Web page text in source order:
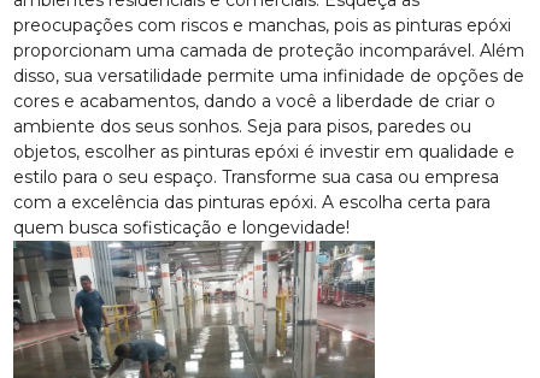
preocupações com riscos e manchas, pois as pinturas epóxi
proporcionam uma camada de proteção incomparável. Além
disso, sua versatilidade permite uma infinidade de opções de
cores e acabamentos, dando a você a liberdade de criar o
ambiente dos seus sonhos. Seja para pisos, paredes ou
objetos, escolher as pinturas epóxi é investir em qualidade e
estilo para o seu espaço. Transforme sua casa ou empresa
com a excelência das pinturas epóxi. A escolha certa para
quem busca sofisticação e longevidade!